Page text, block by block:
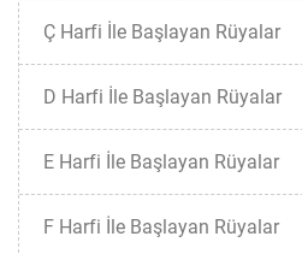
Ç Harfi İle Başlayan Rüyalar
D Harfi İle Başlayan Rüyalar
E Harfi İle Başlayan Rüyalar
F Harfi İle Başlayan Rüyalar